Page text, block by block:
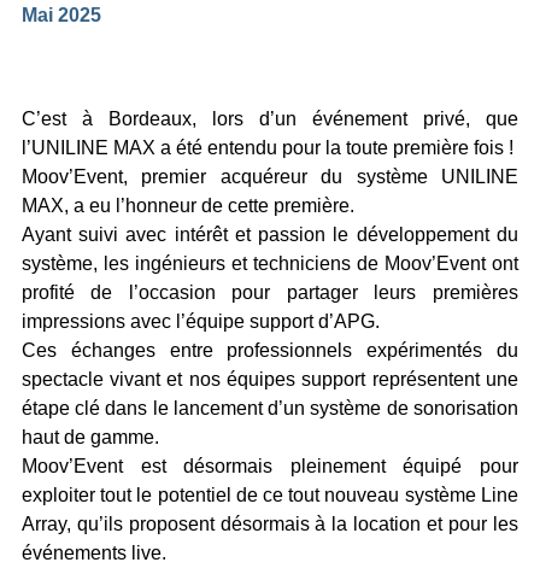
Mai 2025
C’est à Bordeaux, lors d’un événement privé, que
l’UNILINE MAX a été entendu pour la toute première fois !
Moov’Event, premier acquéreur du système UNILINE
MAX, a eu l’honneur de cette première.
Ayant suivi avec intérêt et passion le développement du
système, les ingénieurs et techniciens de Moov’Event ont
profité de l’occasion pour partager leurs premières
impressions avec l’équipe support d’APG.
Ces échanges entre professionnels expérimentés du
spectacle vivant et nos équipes support représentent une
étape clé dans le lancement d’un système de sonorisation
haut de gamme.
Moov’Event est désormais pleinement équipé pour
exploiter tout le potentiel de ce tout nouveau système Line
Array, qu’ils proposent désormais à la location et pour les
événements live.